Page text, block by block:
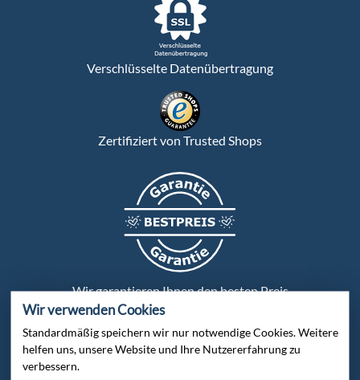
Verschlüsselte Datenübertragung
Zertifiziert von Trusted Shops
Wir garantieren Ihnen den besten Preis
Persönliche Beratung:
Wir verwenden Cookies
Standardmäßig speichern wir nur notwendige Cookies. Weitere
helfen uns, unsere Website und Ihre Nutzererfahrung zu
verbessern.